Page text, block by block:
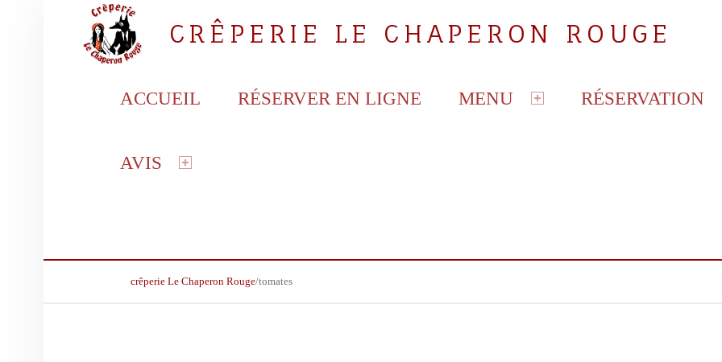
CRÊPERIE LE CHAPERON ROUGE
PRIMARY MENU
ACCUEIL RÉSERVER EN LIGNE MENU RÉSERVATION
AVIS
BREADCRUMBS NAVIGATION
crêperie Le Chaperon Rouge/tomates